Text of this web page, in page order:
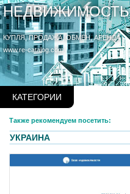
НЕДВИЖИМОСТЬ
КУПЛЯ, ПРОДАЖА, ОБМЕН, АРЕНДА
www.re-catalog.com
КАТЕГОРИИ
Также рекомендуем посетить:
УКРАИНА